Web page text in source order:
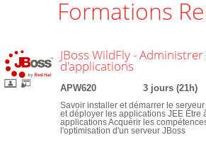
Formations
JBoss WildFly -
d'applications
APW620 3 jours (21h)
Savoir installer et démarrer le
et déployer les applications JEE Être
applications Acquérir les
l'optimisation d'un serveur JBoss